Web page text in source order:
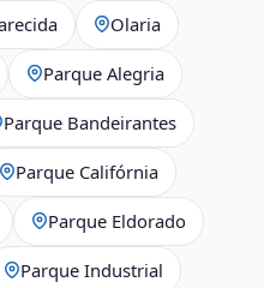
Olaria
Parque Alegria
Parque Bandeirantes
Parque Califórnia
Parque Eldorado
Parque Industrial